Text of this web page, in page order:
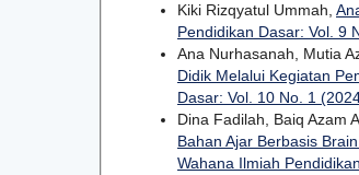
Kiki Rizqyatul Ummah,
Pendidikan Dasar: Vol. 9
Ana Nurhasanah, Mutia
Didik Melalui Kegiatan
Dasar: Vol. 10 No. 1
Dina Fadilah, Baiq Azam
Bahan Ajar Berbasis
Wahana Ilmiah